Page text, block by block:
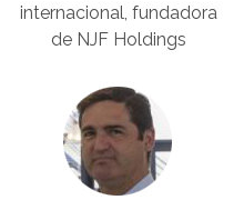
internacional, fundadora
de NJF Holdings